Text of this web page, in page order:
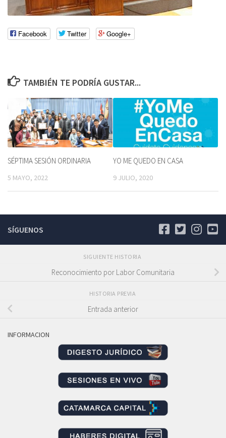
Facebook Twitter Google+
TAMBIÉN TE PODRÍA GUSTAR...
SÉPTIMA SESIÓN ORDINARIA
5 MAYO, 2022
YO ME QUEDO EN CASA
9 JULIO, 2020
SÍGUENOS
SIGUIENTE HISTORIA
Reconocimiento por Labor Comunitaria
HISTORIA PREVIA
Entrada anterior
INFORMACION